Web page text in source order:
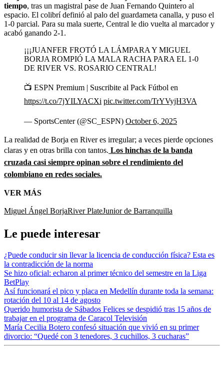
tiempo, tras un magistral pase de Juan Fernando Quintero al
espacio. El colibrí definió al palo del guardameta canalla, y puso el
1-0 parcial. Para su mala suerte, Central le dio vuelta al marcador y
acabó ganando 2-1.
¡¡¡JUANFER FROTÓ LA LÁMPARA Y MIGUEL
BORJA ROMPIÓ LA MALA RACHA PARA EL 1-0
DE RIVER VS. ROSARIO CENTRAL!
📺 ESPN Premium | Suscribite al Pack Fútbol en
https://t.co/7jYILYACXi pic.twitter.com/TrYVyjH3VA
— SportsCenter (@SC_ESPN) October 6, 2025
La realidad de Borja en River es irregular; a veces pierde opciones
claras y en otras brilla con tantos. Los hinchas de la banda
cruzada casi siempre opinan sobre el rendimiento del
colombiano en redes sociales.
VER MÁS
Miguel Ángel BorjaRiver PlateJunior de Barranquilla
Le puede interesar
¿Puede conducir sin llevar la licencia de conducción física? Esta es
la contradicción de la norma
Se hizo oficial: echaron al primer técnico del semestre en la Liga
BetPlay
Así funcionará el pico y placa en Medellín durante toda la semana:
rotación del 10 al 14 de agosto
Querido humorista de Sábados Felices se despidió tras 15 años de
trabajar en el programa de Caracol Televisión
María Cecilia Botero confesó situación que vivió en su primer
divorcio: “Quedé con 3 tenedores, 3 cuchillos, 3 cucharas”